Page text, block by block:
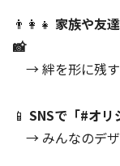
👨‍👩‍👧 家族や友
📸
→ 絆を形に残す
📱 SNSで「#オリ
→ みんなのデザ